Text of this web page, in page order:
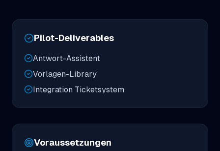
Pilot-Deliverables
Antwort-Assistent
Vorlagen-Library
Integration Ticketsystem
Voraussetzungen